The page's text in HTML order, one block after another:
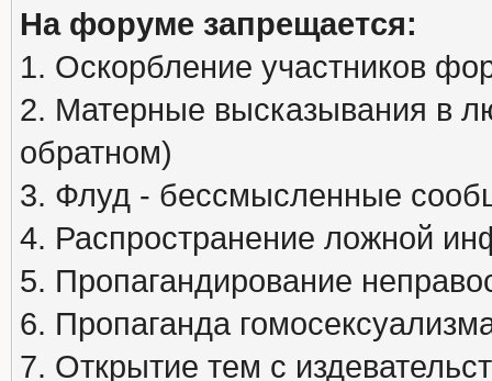
На форуме запрещается:
1. Оскорбление участников
2. Матерные высказывания в
обратном)
3. Флуд - бессмысленные
4. Распространение ложной
5. Пропагандирование
6. Пропаганда
7. Открытие тем с